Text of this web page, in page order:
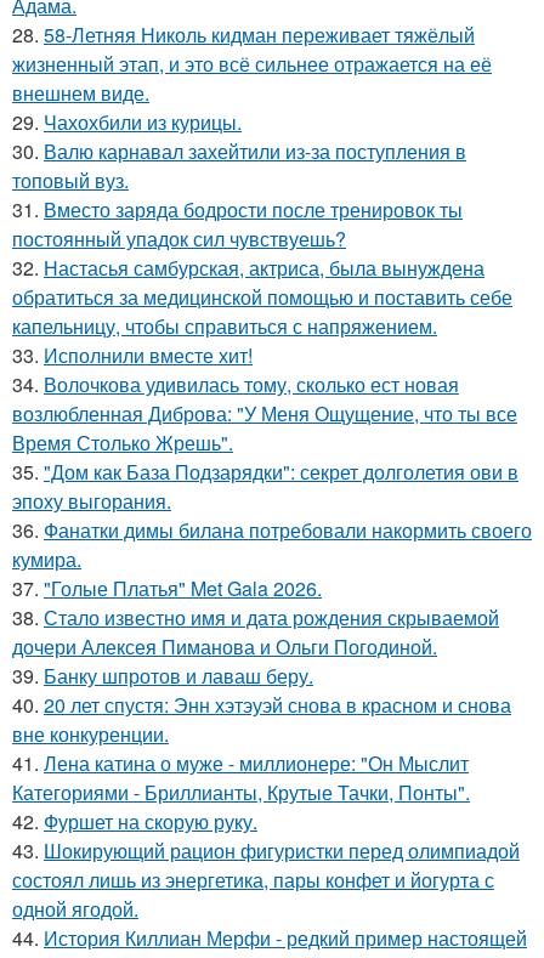
28. 58-Летняя Николь кидман переживает тяжёлый
жизненный этап, и это всё сильнее отражается на её
внешнем виде.
29. Чахохбили из курицы.
30. Валю карнавал захейтили из-за поступления в
топовый вуз.
31. Вместо заряда бодрости после тренировок ты
постоянный упадок сил чувствуешь?
32. Настасья самбурская, актриса, была вынуждена
обратиться за медицинской помощью и поставить себе
капельницу, чтобы справиться с напряжением.
33. Исполнили вместе хит!
34. Волочкова удивилась тому, сколько ест новая
возлюбленная Диброва: "У Меня Ощущение, что ты все
Время Столько Жрешь".
35. "Дом как База Подзарядки": секрет долголетия ови в
эпоху выгорания.
36. Фанатки димы билана потребовали накормить своего
кумира.
37. "Голые Платья" Met Gala 2026.
38. Стало известно имя и дата рождения скрываемой
дочери Алексея Пиманова и Ольги Погодиной.
39. Банку шпротов и лаваш беру.
40. 20 лет спустя: Энн хэтэуэй снова в красном и снова
вне конкуренции.
41. Лена катина о муже - миллионере: "Он Мыслит
Категориями - Бриллианты, Крутые Тачки, Понты".
42. Фуршет на скорую руку.
43. Шокирующий рацион фигуристки перед олимпиадой
состоял лишь из энергетика, пары конфет и йогурта с
одной ягодой.
44. История Киллиан Мерфи - редкий пример настоящей